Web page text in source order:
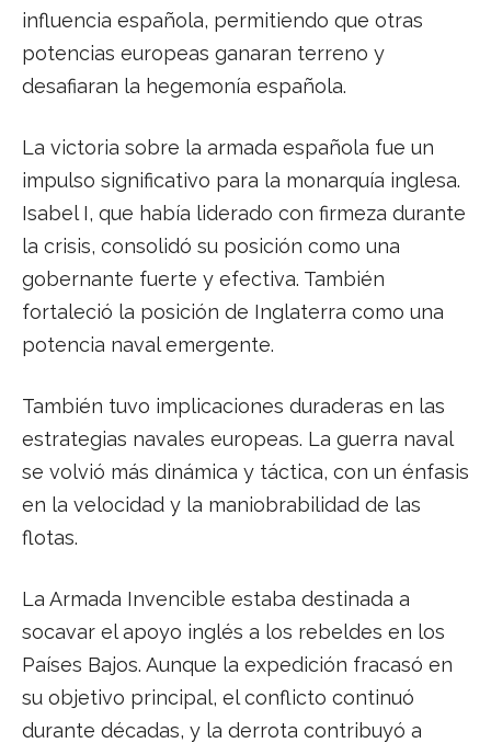
influencia española, permitiendo que otras
potencias europeas ganaran terreno y
desafiaran la hegemonía española.
La victoria sobre la armada española fue un
impulso significativo para la monarquía inglesa.
Isabel I, que había liderado con firmeza durante
la crisis, consolidó su posición como una
gobernante fuerte y efectiva. También
fortaleció la posición de Inglaterra como una
potencia naval emergente.
También tuvo implicaciones duraderas en las
estrategias navales europeas. La guerra naval
se volvió más dinámica y táctica, con un énfasis
en la velocidad y la maniobrabilidad de las
flotas.
La Armada Invencible estaba destinada a
socavar el apoyo inglés a los rebeldes en los
Países Bajos. Aunque la expedición fracasó en
su objetivo principal, el conflicto continuó
durante décadas, y la derrota contribuyó a